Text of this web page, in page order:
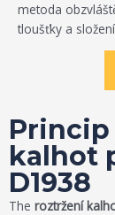
metoda
tloušťky a
kalhot
D1938
The roztržení